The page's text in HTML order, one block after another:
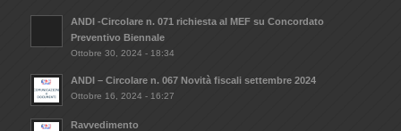
ANDI -Circolare n. 071 richiesta al MEF su Concordato
Preventivo Biennale
Ottobre 30, 2024 - 18:34
ANDI – Circolare n. 067 Novità fiscali settembre 2024
Ottobre 16, 2024 - 16:27
Ravvedimento